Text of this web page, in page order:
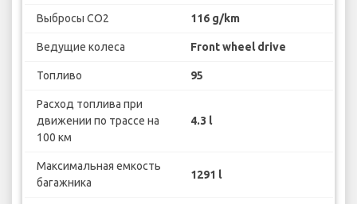
Выбросы CO2 116 g/km
Ведущие колеса Front wheel drive
Топливо 95
Расход топлива при
движении по трассе на
100 км
4.3 l
Максимальная емкость
багажника
1291 l